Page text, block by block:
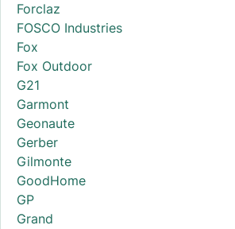
Forclaz
FOSCO Industries
Fox
Fox Outdoor
G21
Garmont
Geonaute
Gerber
Gilmonte
GoodHome
GP
Grand